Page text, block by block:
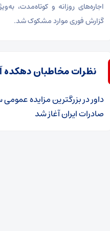
اجاره‌های روزانه و کوتاه‌مدت،
گزارش فوری موارد مشکوک شد.
نظرات مخاطبان دهکده
داوردر​بزرگترین مزایده
صادرات ایران آغاز شد